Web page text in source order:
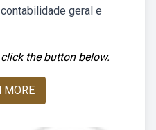
geral e
the button below.
MORE